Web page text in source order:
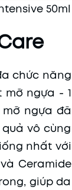
50ml
chức năng
mỡ ngựa - 1
ngựa đã
vô cùng
nhất với
Ceramide
giúp da